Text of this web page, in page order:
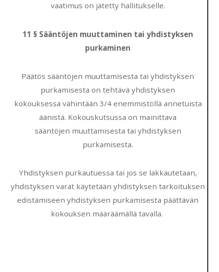
vaatimus on jätetty hallitukselle.
11 § Sääntöjen muuttaminen tai yhdistyksen
purkaminen
Päätös sääntöjen muuttamisesta tai yhdistyksen
purkamisesta on tehtävä yhdistyksen
kokouksessa vähintään 3/4 enemmistöllä annetuista
äänistä. Kokouskutsussa on mainittava
sääntöjen muuttamisesta tai yhdistyksen
purkamisesta.
Yhdistyksen purkautuessa tai jos se lakkautetaan,
yhdistyksen varat käytetään yhdistyksen tarkoituksen
edistämiseen yhdistyksen purkamisesta päättävän
kokouksen määräämällä tavalla.